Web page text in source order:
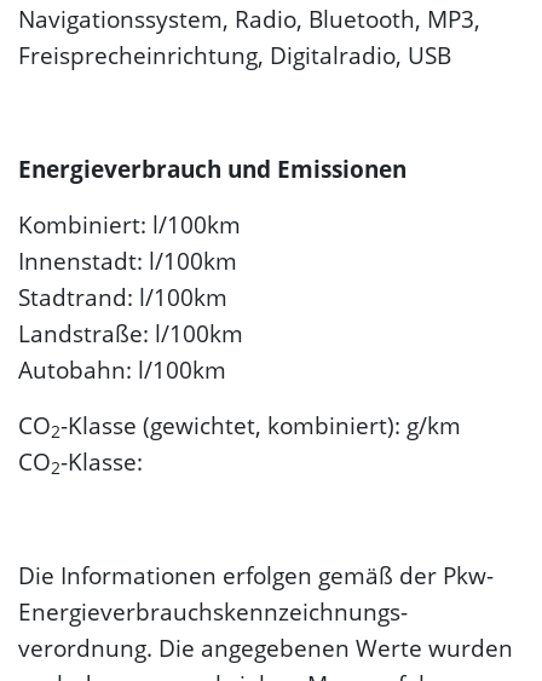
Navigationssystem, Radio, Bluetooth, MP3,
Freisprecheinrichtung, Digitalradio, USB
Energieverbrauch und Emissionen
Kombiniert: l/100km
Innenstadt: l/100km
Stadtrand: l/100km
Landstraße: l/100km
Autobahn: l/100km
CO2-Klasse (gewichtet, kombiniert): g/km
CO2-Klasse:
Die Informationen erfolgen gemäß der Pkw-
Energie­verbrauchs­kennzeichnungs­
verordnung. Die angegebenen Werte wurden